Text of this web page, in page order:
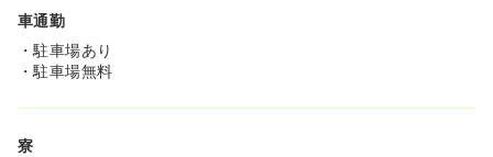
車通勤
・駐車場あり
・駐車場無料
寮